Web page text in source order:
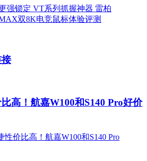
高！航嘉W100和S140 Pro好价